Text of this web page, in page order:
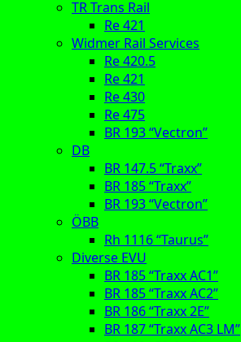
TR Trans Rail
Re 421
Widmer Rail Services
Re 420.5
Re 421
Re 430
Re 475
BR 193 “Vectron”
DB
BR 147.5 “Traxx”
BR 185 “Traxx”
BR 193 “Vectron”
ÖBB
Rh 1116 “Taurus”
Diverse EVU
BR 185 “Traxx AC1”
BR 185 “Traxx AC2”
BR 186 “Traxx 2E”
BR 187 “Traxx AC3 LM”